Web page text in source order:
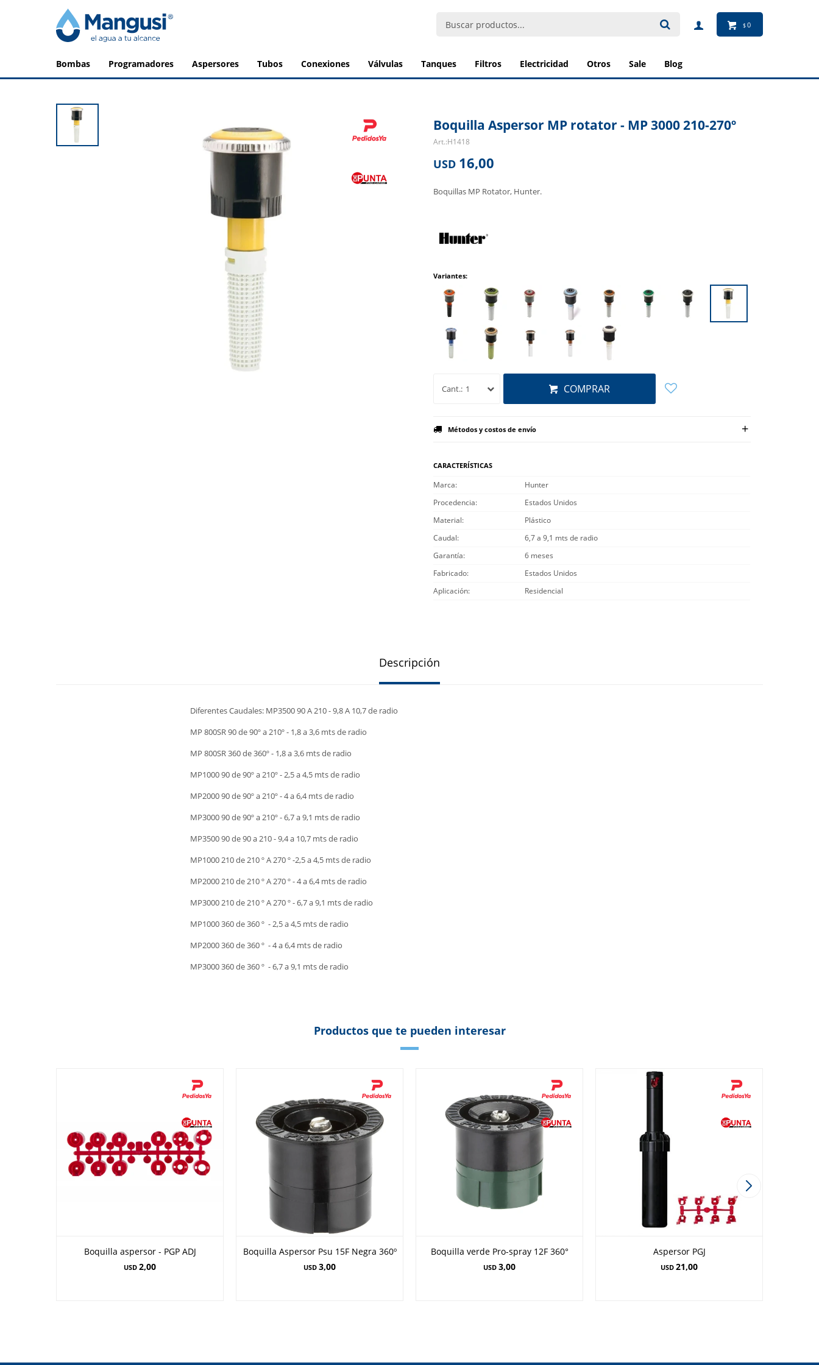
bombas programadores aspersores tubos conexiones válvulas tanques filtros electricidad otros sale blog
$0
Boquilla Aspersor MP rotator - MP 3000 210-270º
H1418
USD 16,00
Boquillas MP Rotator, Hunter.
Variantes:
1 COMPRAR
Métodos y costos de envío
CARACTERÍSTICAS
Marca
Hunter
Procedencia
Estados Unidos
Material
Plástico
Caudal
6,7 a 9,1 mts de radio
Garantía
6 meses
Fabricado
Estados Unidos
Aplicación
Residencial
Descripción
Diferentes Caudales: MP3500 90 A 210 - 9,8 A 10,7 de radio
MP 800SR 90 de 90º a 210º - 1,8 a 3,6 mts de radio
MP 800SR 360 de 360º - 1,8 a 3,6 mts de radio
MP1000 90 de 90º a 210º - 2,5 a 4,5 mts de radio
MP2000 90 de 90º a 210º - 4 a 6,4 mts de radio
MP3000 90 de 90º a 210º - 6,7 a 9,1 mts de radio
MP3500 90 de 90 a 210 - 9,4 a 10,7 mts de radio
MP1000 210 de 210 º A 270 º -2,5 a 4,5 mts de radio
MP2000 210 de 210 º A 270 º - 4 a 6,4 mts de radio
MP3000 210 de 210 º A 270 º - 6,7 a 9,1 mts de radio
MP1000 360 de 360 º - 2,5 a 4,5 mts de radio
MP2000 360 de 360 º - 4 a 6,4 mts de radio
MP3000 360 de 360 º - 6,7 a 9,1 mts de radio
Productos que te pueden interesar
Boquilla aspersor - PGP ADJ
USD 2,00
Boquilla Aspersor Psu 15F Negra 360º
USD 3,00
Boquilla verde Pro-spray 12F 360°
USD 3,00
Aspersor PGJ
USD 21,00